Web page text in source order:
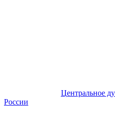
Центральное
России